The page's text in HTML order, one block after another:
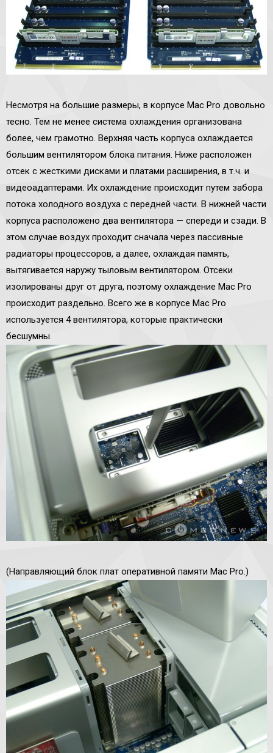
Несмотря на большие размеры, в корпусе Mac Pro довольно
тесно. Тем не менее система охлаждения организована
более, чем грамотно. Верхняя часть корпуса охлаждается
большим вентилятором блока питания. Ниже расположен
отсек с жесткими дисками и платами расширения, в т.ч. и
видеоадаптерами. Их охлаждение происходит путем забора
потока холодного воздуха с передней части. В нижней части
корпуса расположено два вентилятора — спереди и сзади. В
этом случае воздух проходит сначала через пассивные
радиаторы процессоров, а далее, охлаждая память,
вытягивается наружу тыловым вентилятором. Отсеки
изолированы друг от друга, поэтому охлаждение Mac Pro
происходит раздельно. Всего же в корпусе Mac Pro
используется 4 вентилятора, которые практически
бесшумны.
(Направляющий блок плат оперативной памяти Mac Pro.)